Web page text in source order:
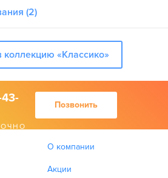
(2)
коллекцию «Классико»
Позвонить
О компании
Акции